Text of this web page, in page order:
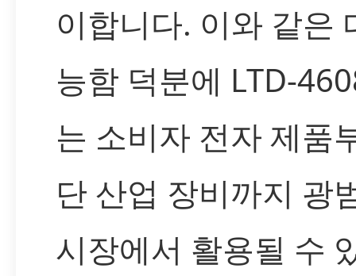
이합니다. 이와 같은
능함 덕분에 LTD-
는 소비자 전자 제품
단 산업 장비까지 광
시장에서 활용될 수